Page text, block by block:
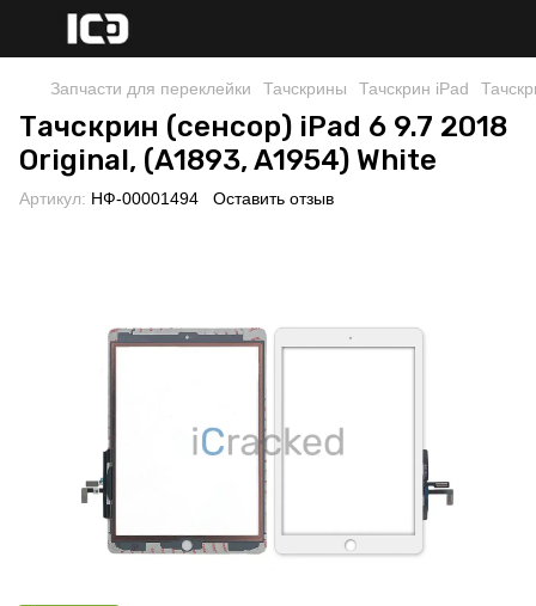
Запчасти для переклейки Тачскрины Тачскрин iPad
Тачскрин (сенсор) iPad 6 9.7 2018
Original, (A1893, A1954) White
Артикул: НФ-00001494 Оставить отзыв